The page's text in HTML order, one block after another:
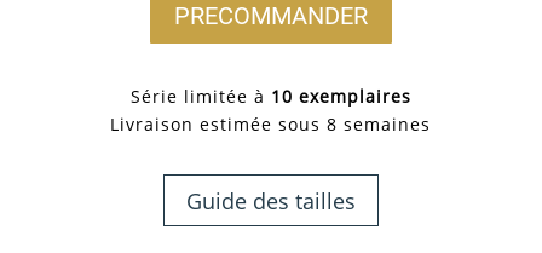
PRECOMMANDER
Série limitée à 10 exemplaires
Livraison estimée sous 8 semaines
Guide des tailles